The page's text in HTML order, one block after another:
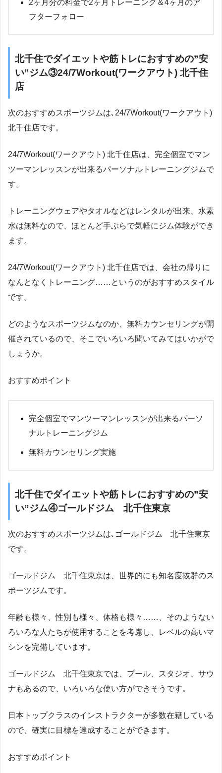
2ヶ月分の料金で2ヶ月トレーニング＆4ヶ月のア
フターフォロー
北千住でダイエットや筋トレにおすすめの”安
い”ジム③24/7Workout(ワークアウト) 北千住
店
次のおすすめスポーツジムは､24/7Workout(ワークアウト)
北千住店です。
24/7Workout(ワークアウト) 北千住店は、完全個室でマン
ツーマンレッスンが出来るパーソナルトレーニングジムで
す。
トレーニングウェアやタオルなどはレンタルが出来、水素
水は無料なので、ほとんど手ぶらで気軽にジム体験ができ
ます。
24/7Workout(ワークアウト) 北千住店では、会社の帰りに
なんとなくトレーニング……というのがおすすめスタイル
です。
どのようなスポーツジムなのか、無料カウンセリングが開
催されているので、そこでいろいろ聞いてみてはいかがで
しょうか。
おすすめポイント
完全個室でマンツーマンレッスンが出来るパーソ
ナルトレーニングジム
無料カウンセリング実施
北千住でダイエットや筋トレにおすすめの”安
い”ジム④ゴールドジム 北千住東京
次のおすすめスポーツジムは､ゴールドジム 北千住東京
です。
ゴールドジム 北千住東京は、世界的にも知名度抜群のス
ポーツジムです。
年齢も様々、性別も様々、体格も様々……、そのようない
ろいろな人たちが使用することを考慮し、レベルの高いマ
シンを完備しています。
ゴールドジム 北千住東京では、プール、スタジオ、サウ
ナもあるので、いろいろな使い方ができそうです。
日本トップクラスのインストラクターが多数在籍している
ので、確実に目標を達成することができます。
おすすめポイント